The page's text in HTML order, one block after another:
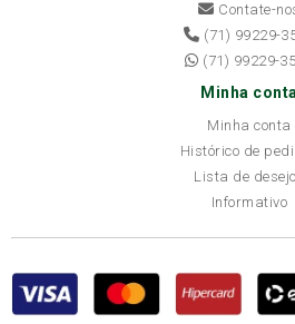
Contate-
(71) 99229-
(71) 99229-
Minha conta
Minha conta
Histórico de
Lista de
Informativo